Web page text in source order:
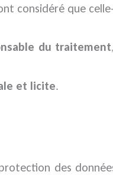
considéré que
du traitement
et licite.
des